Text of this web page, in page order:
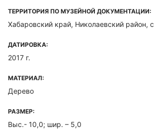
ТЕРРИТОРИЯ ПО МУЗЕЙНОЙ ДОКУМЕНТАЦИИ:
Хабаровский край, Николаевский район,
ДАТИРОВКА:
2017 г.
МАТЕРИАЛ:
Дерево
РАЗМЕР:
Выс.- 10,0; шир. – 5,0